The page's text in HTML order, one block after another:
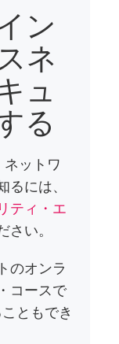
ン
ネ
ュ
る
ットワ
には、
ティ・エ
さい。
のオンラ
コースで
ともでき